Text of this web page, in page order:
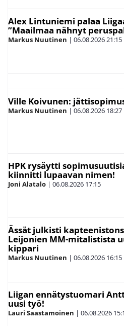
Alex Lintuniemi palaa
”Maailmaa nähnyt
Markus Nuutinen | 06.08.202621:15
Ville Koivunen:
Markus Nuutinen | 06.08.2026 18:27
HPK rysäytti
kiinnitti lupaavan nimen!
Joni Alatalo | 06.08.2026 17:15
Ässät julkisti
Leijonien MM-mitalistista
kippari
Markus Nuutinen | 06.08.2026 16:15
Liigan ennätystuomari
uusi työ!
Lauri Saastamoinen | 06.08.2026